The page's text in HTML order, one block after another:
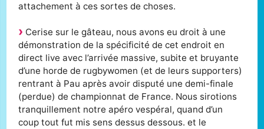
attachement à ces sortes de choses.
Cerise sur le gâteau, nous avons eu droit à une
démonstration de la spécificité de cet endroit en
direct live avec l’arrivée massive, subite et bruyante
d’une horde de rugbywomen (et de leurs supporters)
rentrant à Pau après avoir disputé une demi-finale
(perdue) de championnat de France. Nous sirotions
tranquillement notre apéro vespéral, quand d’un
coup tout fut mis sens dessus dessous. et le